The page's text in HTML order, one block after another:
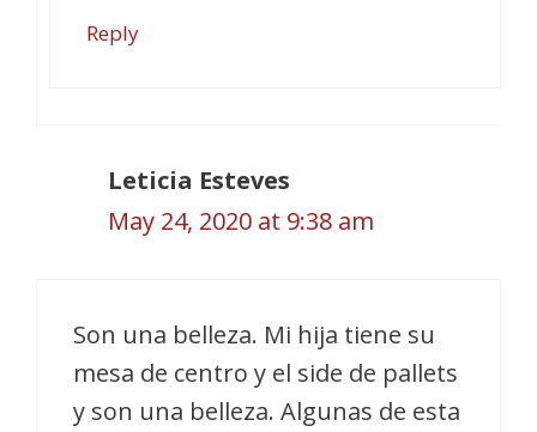
Reply
Leticia Esteves
May 24, 2020 at 9:38 am
Son una belleza. Mi hija tiene su
mesa de centro y el side de pallets
y son una belleza. Algunas de esta